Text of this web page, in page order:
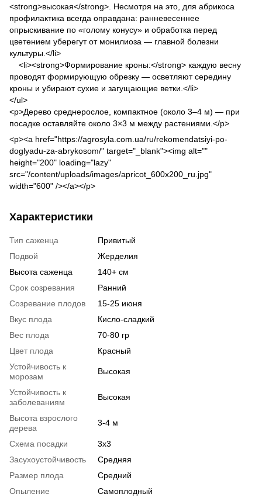
<strong>высокая</strong>. Несмотря на это, для абрикоса
профилактика всегда оправдана: ранневесеннее
опрыскивание по «голому конусу» и обработка перед
цветением уберегут от монилиоза — главной болезни
культуры.</li>
<li><strong>Формирование кроны:</strong> каждую весну
проводят формирующую обрезку — осветляют середину
кроны и убирают сухие и загущающие ветки.</li>
</ul>
<p>Дерево среднерослое, компактное (около 3–4 м) — при
посадке оставляйте около 3×3 м между растениями.</p>
<p><a href="https://agrosyla.com.ua/ru/rekomendatsiyi-po-
doglyadu-za-abrykosom/" target="_blank"><img alt=""
height="200" loading="lazy"
src="/content/uploads/images/apricot_600x200_ru.jpg"
width="600" /></a></p>
Характеристики
Тип саженца
Привитый
Подвой
Жерделия
Высота саженца
140+ см
Срок созревания
Ранний
Созревание плодов
15-25 июня
Вкус плода
Кисло-сладкий
Вес плода
70-80 гр
Цвет плода
Красный
Устойчивость к
морозам
Высокая
Устойчивость к
заболеваниям
Высокая
Высота взрослого
дерева
3-4 м
Схема посадки
3х3
Засухоустойчивость
Средняя
Размер плода
Средний
Опыление
Самоплодный